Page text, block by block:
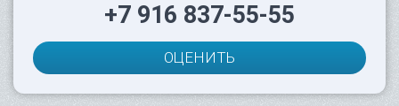
+7 916 837-55-55
ОЦЕНИТЬ